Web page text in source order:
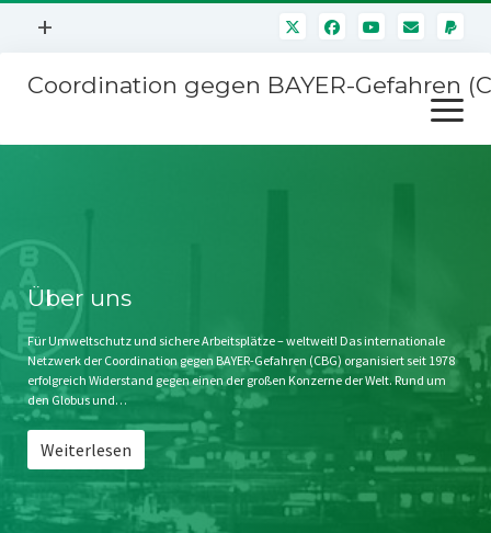
Menü
+
Mitmachen
Kontakt
Impressum
Störfälle
Coordination gegen BAYER-Gefahren
Menü
öffnen
Stichwort BAYER
Jahrestagung
SPENDEN
Über uns
Für Umweltschutz und sichere Arbeitsplätze – weltweit! Das internationale
Netzwerk der Coordination gegen BAYER-Gefahren (CBG) organisiert seit 1978
erfolgreich Widerstand gegen einen der großen Konzerne der Welt. Rund um
den Globus und…
Weiterlesen